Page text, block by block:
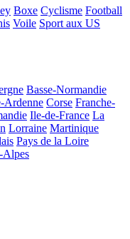
Boxe Cyclisme Football
Voile Sport aux US
Basse-Normandie
Ardenne Corse Franche-
Ile-de-France La
Lorraine Martinique
Pays de la Loire
Alpes